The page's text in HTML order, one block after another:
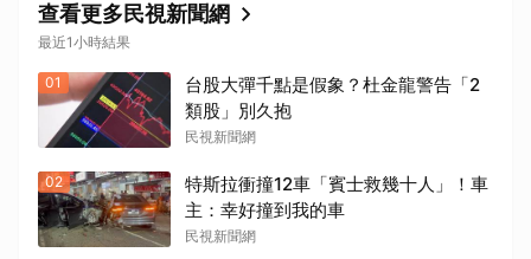
查看更多民視新聞網
最近1小時結果
01
台股大彈千點是假象？杜金龍警告「2
類股」別久抱
民視新聞網
02
特斯拉衝撞12車「賓士救幾十人」！車
主：幸好撞到我的車
民視新聞網